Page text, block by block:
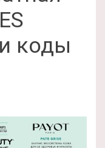
коды